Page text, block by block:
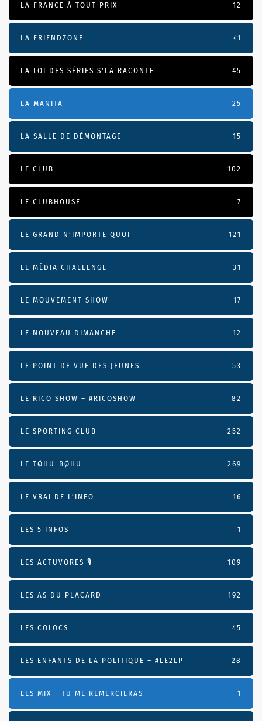
LA FRANCE À TOUT PRIX 12
LA FRIENDZONE 41
LA LOI DES SÉRIES S'LA RACONTE 45
LA MANITA 25
LA SALLE DE DÉMONTAGE 15
LE CLUB 102
LE CLUBHOUSE 7
LE GRAND N’IMPORTE QUOI 121
LE MÉDIA CHALLENGE 31
LE MOUVEMENT SHOW 17
LE NOUVEAU DIMANCHE 12
LE POINT DE VUE DES JEUNES 53
LE RICO SHOW – #RICOSHOW 82
LE SPORTING CLUB 252
LE TØHU-BØHU 269
LE VRAI DE L’INFO 16
LES 5 INFOS 1
LES ACTUVORES 🎙 109
LES AS DU PLACARD 192
LES COLOCS 45
LES ENFANTS DE LA POLITIQUE – #LE2LP 28
LES MIX - TU ME REMERCIERAS 1